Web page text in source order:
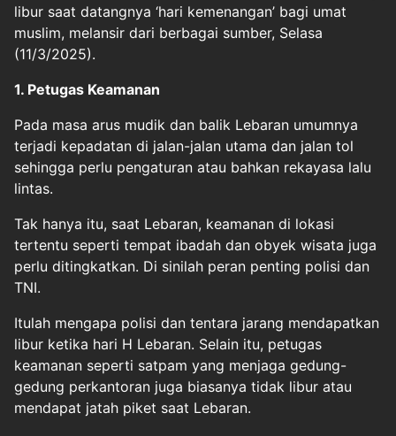
libur saat datangnya ‘hari kemenangan’ bagi umat
muslim, melansir dari berbagai sumber, Selasa
(11/3/2025).
1. Petugas Keamanan
Pada masa arus mudik dan balik Lebaran umumnya
terjadi kepadatan di jalan-jalan utama dan jalan tol
sehingga perlu pengaturan atau bahkan rekayasa lalu
lintas.
Tak hanya itu, saat Lebaran, keamanan di lokasi
tertentu seperti tempat ibadah dan obyek wisata juga
perlu ditingkatkan. Di sinilah peran penting polisi dan
TNI.
Itulah mengapa polisi dan tentara jarang mendapatkan
libur ketika hari H Lebaran. Selain itu, petugas
keamanan seperti satpam yang menjaga gedung-
gedung perkantoran juga biasanya tidak libur atau
mendapat jatah piket saat Lebaran.